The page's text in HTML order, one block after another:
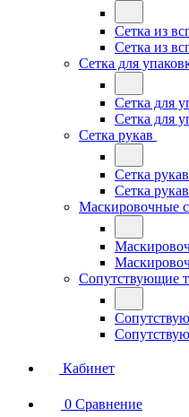
Сетка из
Сетка из
Сетка для
Сетка для
Сетка для
Сетка рукав
Сетка рукав
Сетка рукав
Маскировочные
Сопутствующие
Кабинет
0 Сравнение